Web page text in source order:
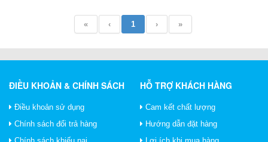
« ‹ 1 › »
ĐIỀU KHOẢN & CHÍNH SÁCH
Điều khoản sử dụng
Chính sách đổi trả hàng
HỖ TRỢ KHÁCH HÀNG
Cam kết chất lượng
Hướng dẫn đặt hàng